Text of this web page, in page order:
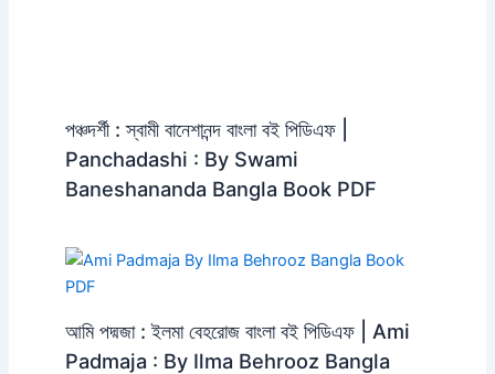
পঞ্চদর্শী : স্বামী বানেশানন্দ বাংলা বই পিডিএফ |
Panchadashi : By Swami
Baneshananda Bangla Book PDF
আমি পদ্মজা : ইলমা বেহরোজ বাংলা বই পিডিএফ | Ami
Padmaja : By Ilma Behrooz Bangla